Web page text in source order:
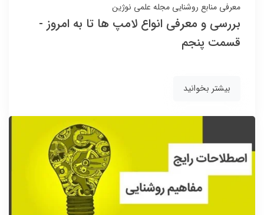
معرفی منابع روشنایی مجله علمی نوژین
بررسی و معرفی انواع لامپ ها تا به امروز -
قسمت پنجم
بیشتر بخوانید